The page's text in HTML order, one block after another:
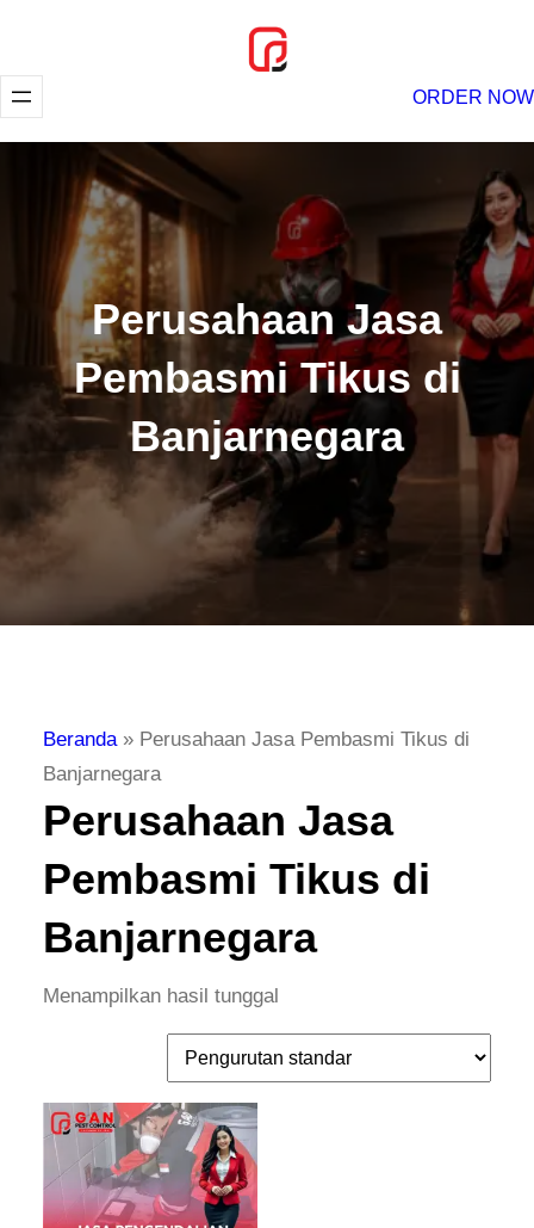
konten
ORDER NOW
Perusahaan Jasa
Pembasmi Tikus di
Banjarnegara
Beranda» Perusahaan Jasa Pembasmi Tikus di
Banjarnegara
Perusahaan Jasa
Pembasmi Tikus di
Banjarnegara
Menampilkan hasil tunggal